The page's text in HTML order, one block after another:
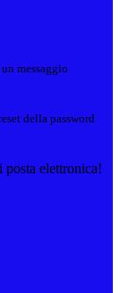
messaggio
della password
elettronica!